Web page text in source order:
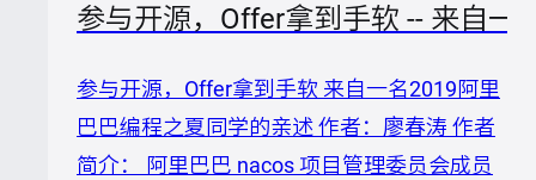
生。 Nacos 1.3.2 Nacos 1.3.2版本在1.3.1的
如下： 1. 重构并统一 nacosclient 中http客户
端的内容，增加拓展性和可读性 1. 回滚在...
参与开源，Offer拿到手软 -- 来自一
参与开源，Offer拿到手软 来自一名2019阿里
巴巴编程之夏同学的亲述 作者：廖春涛 作者
简介： 阿里巴巴 nacos 项目管理委员会成员